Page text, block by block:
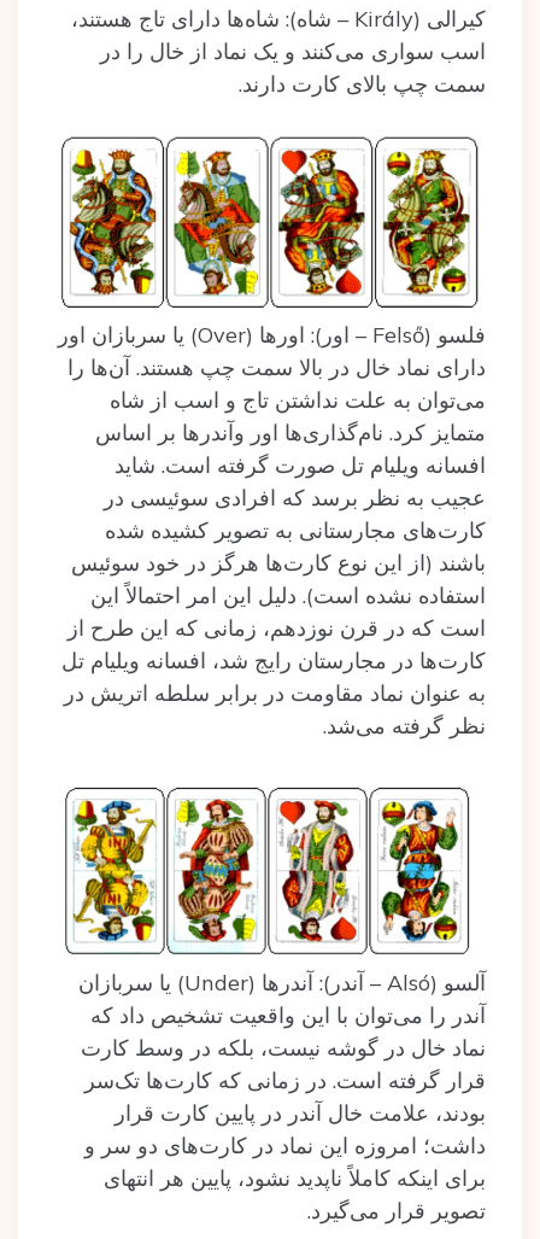
کیرالی (Király – شاه): شاه‌ها دارای تاج هستند،
اسب سواری می‌کنند و یک نماد از خال را در
سمت چپ بالای کارت دارند.
فلسو (Felső – اور): اورها (Over) یا سربازان اور
دارای نماد خال در بالا سمت چپ هستند. آن‌ها را
می‌توان به علت نداشتن تاج و اسب از شاه
متمایز کرد. نام‌گذاری‌ها اور وآندرها بر اساس
افسانه ویلیام تل صورت گرفته است. شاید
عجیب به نظر برسد که افرادی سوئیسی در
کارت‌های مجارستانی به تصویر کشیده شده
باشند (از این نوع کارت‌ها هرگز در خود سوئیس
استفاده نشده است). دلیل این امر احتمالاً این
است که در قرن نوزدهم، زمانی که این طرح از
کارت‌ها در مجارستان رایج شد، افسانه ویلیام تل
به عنوان نماد مقاومت در برابر سلطه اتریش در
نظر گرفته می‌شد.
آلسو (Alsó – آندر): آندرها (Under) یا سربازان
آندر را می‌توان با این واقعیت تشخیص داد که
نماد خال در گوشه نیست، بلکه در وسط کارت
قرار گرفته است. در زمانی که کارت‌ها تک‌سر
بودند، علامت خال آندر در پایین کارت قرار
داشت؛ امروزه این نماد در کارت‌های دو سر و
برای اینکه کاملاً ناپدید نشود، پایین هر انتهای
تصویر قرار می‌گیرد.